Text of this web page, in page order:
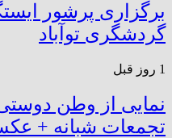
برگزاری پرشور
گردشگری توآباد
1 روز قبل
نمایی از وطن
تجمعات شبانه +